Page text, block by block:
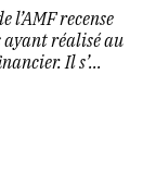
l’AMF recense
réalisé au
Il s’...